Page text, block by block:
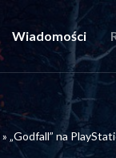
Wiadomości
» „Godfall” na